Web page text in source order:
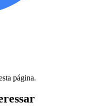
página.